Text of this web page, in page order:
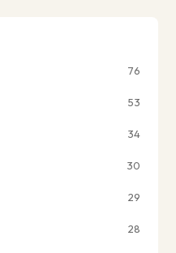
76
53
34
30
29
28